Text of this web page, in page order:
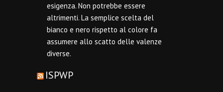
esigenza. Non potrebbe essere
altrimenti. La semplice scelta del
bianco e nero rispetto al colore fa
assumere allo scatto delle valenze
diverse.
ISPWP